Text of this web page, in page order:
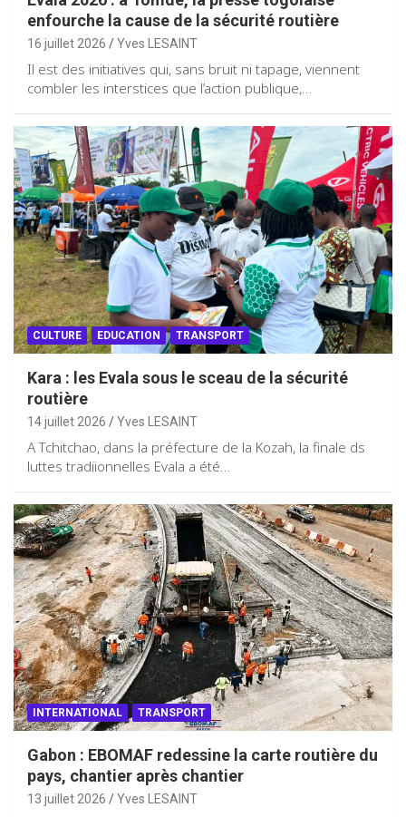
enfourche la cause de la sécurité routière
16 juillet 2026 Yves LESAINT
Il est des initiatives qui, sans bruit ni tapage, viennent
combler les interstices que l’action publique,…
CULTURE EDUCATION TRANSPORT
Kara : les Evala sous le sceau de la sécurité
routière
14 juillet 2026 Yves LESAINT
A Tchitchao, dans la préfecture de la Kozah, la finale ds
luttes tradiionnelles Evala a été…
INTERNATIONAL TRANSPORT
Gabon : EBOMAF redessine la carte routière du
pays, chantier après chantier
13 juillet 2026 Yves LESAINT